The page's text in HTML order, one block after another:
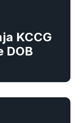
KCCG
DOB